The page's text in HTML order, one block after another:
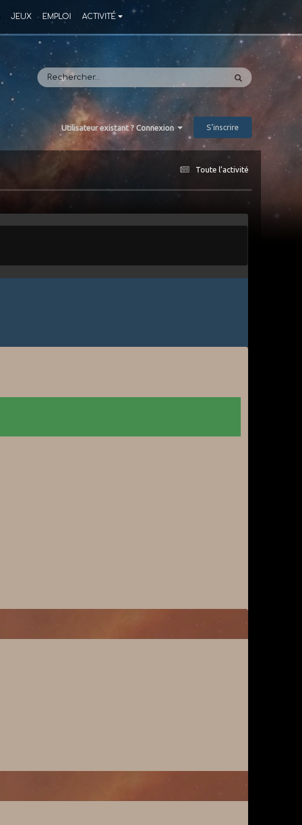
JEUX EMPLOI ACTIVITÉ
Utilisateur existant ? Connexion S’inscrire
Toute l’activité